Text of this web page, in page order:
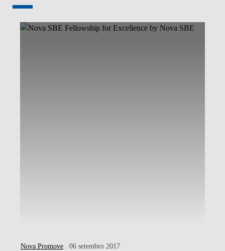
Nova Promove . 06 setembro 2017